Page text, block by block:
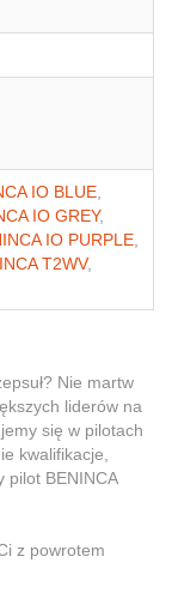
IO BLUE,
IO GREY,
IO PURPLE,
T2WV,
Nie martw
liderów na
się w pilotach
kwalifikacje,
pilot BENINCA
z powrotem